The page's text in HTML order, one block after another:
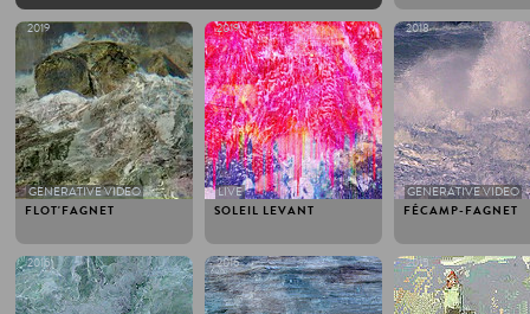
FLOT'FAGNET
2019
GENERATIVE VIDEO
SOLEIL LEVANT
2019
LIVE
FÉCAMP-FAGNET
2018
GENERATIVE VIDEO
2016 2016 2015